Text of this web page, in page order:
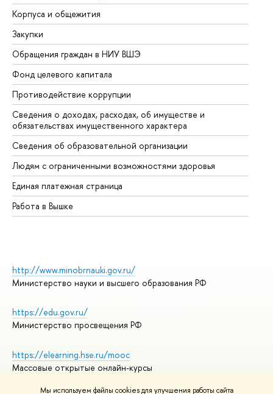
Мы используем файлы cookies для улучшения работы сайта
Корпуса и общежития
Закупки
Обращения граждан в НИУ ВШЭ
Фонд целевого капитала
Противодействие коррупции
Сведения о доходах, расходах, об имуществе и
обязательствах имущественного характера
Сведения об образовательной организации
Людям с ограниченными возможностями здоровья
Единая платежная страница
Работа в Вышке
http://www.minobrnauki.gov.ru/
Министерство науки и высшего образования РФ
https://edu.gov.ru/
Министерство просвещения РФ
https://elearning.hse.ru/mooc
Массовые открытые онлайн-курсы